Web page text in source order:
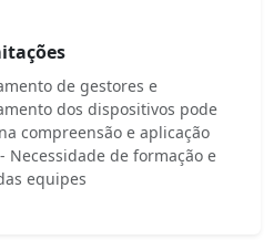
de gestores e
dos dispositivos pode
compreensão e aplicação
Necessidade de formação e
equipes